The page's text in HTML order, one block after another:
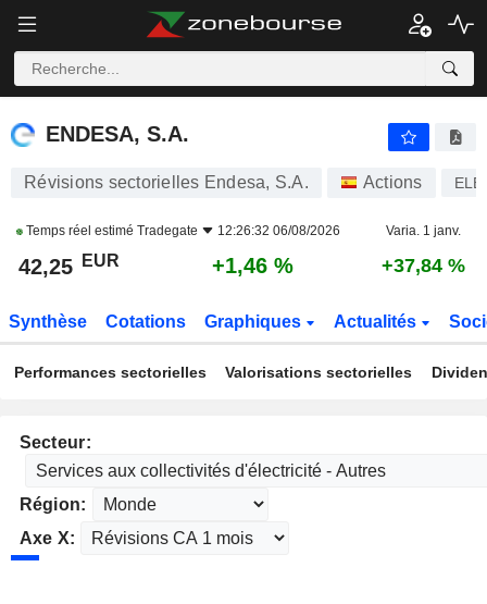
ENDESA, S.A. +1,46 %
ENDESA, S.A.
Révisions sectorielles Endesa, S.A. Actions ELE
Temps réel estimé Tradegate 12:26:32 06/08/2026 Varia. 1 janv.
42,25 EUR +1,46 % +37,84 %
Synthèse Cotations Graphiques Actualités
Performances sectorielles Valorisations sectorielles
Secteur:
Région:
Axe X: